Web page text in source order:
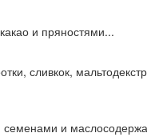
и пряностями...
сливкок,
и